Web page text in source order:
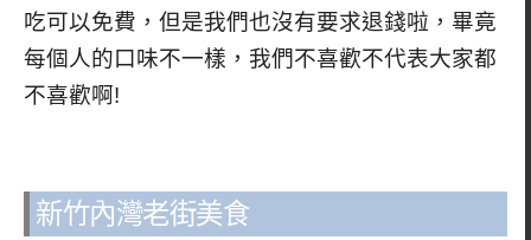
吃可以免費，但是我們也沒有要求退錢啦，畢竟
每個人的口味不一樣，我們不喜歡不代表大家都
不喜歡啊!
新竹內灣老街美食